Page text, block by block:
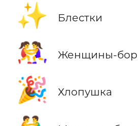
✨ Блестки
🤼‍♀️ Женщины-
🎉 Хлопушка